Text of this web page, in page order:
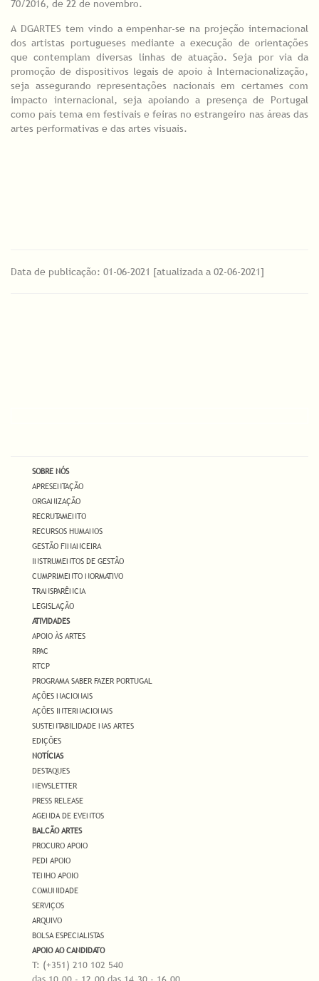
70/2016, de 22 de novembro.
A DGARTES tem vindo a empenhar-se na projeção internacional
dos artistas portugueses mediante a execução de orientações
que contemplam diversas linhas de atuação. Seja por via da
promoção de dispositivos legais de apoio à Internacionalização,
seja assegurando representações nacionais em certames com
impacto internacional, seja apoiando a presença de Portugal
como país tema em festivais e feiras no estrangeiro nas áreas das
artes performativas e das artes visuais.
Data de publicação: 01-06-2021 [atualizada a 02-06-2021]
SOBRE NÓS
APRESENTAÇÃO
ORGANIZAÇÃO
RECRUTAMENTO
RECURSOS HUMANOS
GESTÃO FINANCEIRA
INSTRUMENTOS DE GESTÃO
CUMPRIMENTO NORMATIVO
TRANSPARÊNCIA
LEGISLAÇÃO
ATIVIDADES
APOIO ÀS ARTES
RPAC
RTCP
PROGRAMA SABER FAZER PORTUGAL
AÇÕES NACIONAIS
AÇÕES INTERNACIONAIS
SUSTENTABILIDADE NAS ARTES
EDIÇÕES
NOTÍCIAS
DESTAQUES
NEWSLETTER
PRESS RELEASE
AGENDA DE EVENTOS
BALCÃO ARTES
PROCURO APOIO
PEDI APOIO
TENHO APOIO
COMUNIDADE
SERVIÇOS
ARQUIVO
BOLSA ESPECIALISTAS
APOIO AO CANDIDATO
T: (+351) 210 102 540